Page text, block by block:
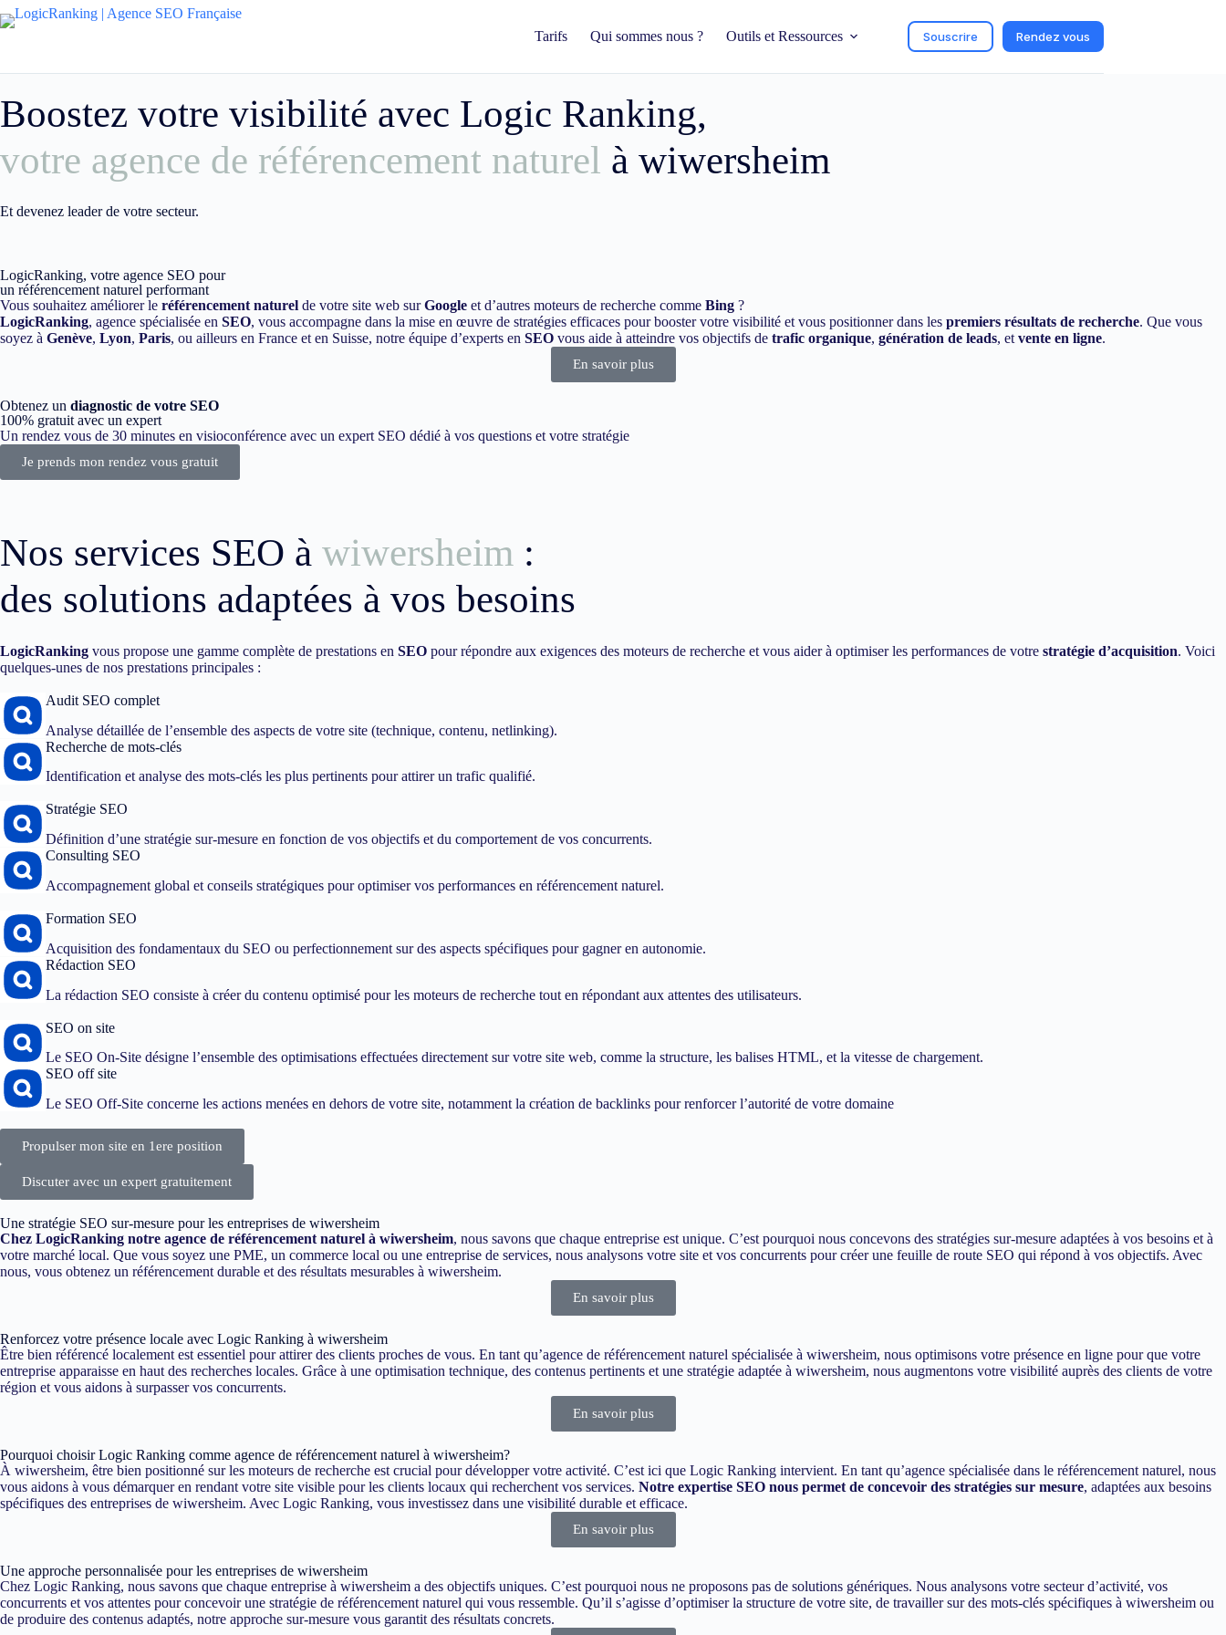
Tarifs Qui sommes nous ? Outils et Ressources Souscrire Rendez vous
Boostez votre visibilité avec Logic Ranking,
votre agence de référencement naturel à wiwersheim
Et devenez leader de votre secteur.
LogicRanking, votre agence SEO pour
un référencement naturel performant
Vous souhaitez améliorer le référencement naturel de votre site web surGoogle et d’autres moteurs de recherche comme Bing ?
LogicRanking, agence spécialisée en SEO, vous accompagne dans la mise en œuvre de stratégies efficaces pour booster votre visibilité et vous positionner dans les premiers résultats de recherche. Que vous
soyez à Genève, Lyon, Paris, ou ailleurs en France et en Suisse, notre équipe d’experts en SEO vous aide à atteindre vos objectifs de trafic organique, génération de leads, et vente en ligne.
En savoir plus
Obtenez un diagnostic de votre SEO
100% gratuit avec un expert
Un rendez vous de 30 minutes en visioconférence avec un expert SEO dédié à vos questions et votre stratégie
Je prends mon rendez vous gratuit
Nos services SEO à wiwersheim :
des solutions adaptées à vos besoins
LogicRanking vous propose une gamme complète de prestations en SEO pour répondre aux exigences des moteurs de recherche et vous aider à optimiser les performances de votre stratégie d’acquisition. Voici
quelques-unes de nos prestations principales :
Audit SEO complet
Analyse détaillée de l’ensemble des aspects de votre site (technique, contenu, netlinking).
Recherche de mots-clés
Identification et analyse des mots-clés les plus pertinents pour attirer un trafic qualifié.
Stratégie SEO
Définition d’une stratégie sur-mesure en fonction de vos objectifs et du comportement de vos concurrents.
Consulting SEO
Accompagnement global et conseils stratégiques pour optimiser vos performances en référencement naturel.
Formation SEO
Acquisition des fondamentaux du SEO ou perfectionnement sur des aspects spécifiques pour gagner en autonomie.
Rédaction SEO
La rédaction SEO consiste à créer du contenu optimisé pour les moteurs de recherche tout en répondant aux attentes des utilisateurs.
SEO on site
Le SEO On-Site désigne l’ensemble des optimisations effectuées directement sur votre site web, comme la structure, les balises HTML, et la vitesse de chargement.
SEO off site
Le SEO Off-Site concerne les actions menées en dehors de votre site, notamment la création de backlinks pour renforcer l’autorité de votre domaine
Propulser mon site en 1ere position
Discuter avec un expert gratuitement
Une stratégie SEO sur-mesure pour les entreprises de wiwersheim
Chez LogicRanking notre agence de référencement naturel à wiwersheim, nous savons que chaque entreprise est unique. C’est pourquoi nous concevons des stratégies sur-mesure adaptées à vos besoins et à
votre marché local. Que vous soyez une PME, un commerce local ou une entreprise de services, nous analysons votre site et vos concurrents pour créer une feuille de route SEO qui répond à vos objectifs. Avec
nous, vous obtenez un référencement durable et des résultats mesurables à wiwersheim.
En savoir plus
Renforcez votre présence locale avec Logic Ranking à wiwersheim
Être bien référencé localement est essentiel pour attirer des clients proches de vous. En tant qu’agence de référencement naturel spécialisée à wiwersheim, nous optimisons votre présence en ligne pour que votre
entreprise apparaisse en haut des recherches locales. Grâce à une optimisation technique, des contenus pertinents et une stratégie adaptée à wiwersheim, nous augmentons votre visibilité auprès des clients de votre
région et vous aidons à surpasser vos concurrents.
En savoir plus
Pourquoi choisir Logic Ranking comme agence de référencement naturel à wiwersheim?
À wiwersheim, être bien positionné sur les moteurs de recherche est crucial pour développer votre activité. C’est ici que Logic Ranking intervient. En tant qu’agence spécialisée dans le référencement naturel, nous
vous aidons à vous démarquer en rendant votre site visible pour les clients locaux qui recherchent vos services. Notre expertise SEO nous permet de concevoir des stratégies sur mesure, adaptées aux besoins
spécifiques des entreprises de wiwersheim. Avec Logic Ranking, vous investissez dans une visibilité durable et efficace.
En savoir plus
Une approche personnalisée pour les entreprises de wiwersheim
Chez Logic Ranking, nous savons que chaque entreprise à wiwersheim a des objectifs uniques. C’est pourquoi nous ne proposons pas de solutions génériques. Nous analysons votre secteur d’activité, vos
concurrents et vos attentes pour concevoir une stratégie de référencement naturel qui vous ressemble. Qu’il s’agisse d’optimiser la structure de votre site, de travailler sur des mots-clés spécifiques à wiwersheim ou
de produire des contenus adaptés, notre approche sur-mesure vous garantit des résultats concrets.